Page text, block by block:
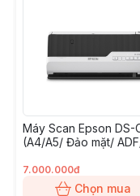
Máy quét/ Scanner
ngoài hiện đại với
đó là kích thước
không gian làm
diện tích sử dụng
trí như bàn làm việc,..
Máy Scan Epson DS-
(A4/A5/ Đảo mặt/
7.000.000đ
Chọn mua